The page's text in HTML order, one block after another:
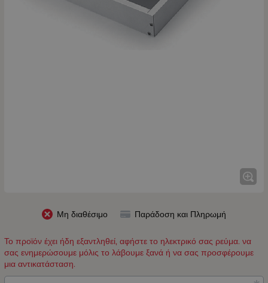
Μη διαθέσιμο Παράδοση και Πληρωμή
Το προϊόν έχει ήδη εξαντληθεί, αφήστε το ηλεκτρικό σας ρεύμα. να
σας ενημερώσουμε μόλις το λάβουμε ξανά ή να σας προσφέρουμε
μια αντικατάσταση.